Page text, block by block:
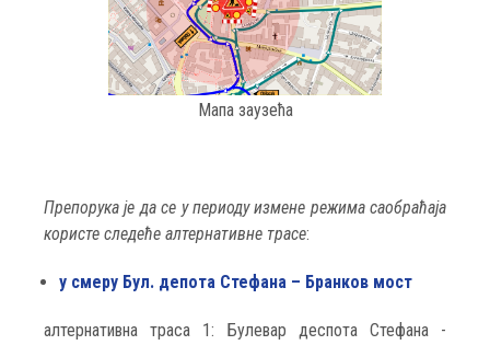
Мапа заузећа
Препорука је да се у периоду измене режима саобраћаја
користе следеће алтернативне трасе:
у смеру Бул. депота Стефана – Бранков мост
алтернативна траса 1: Булевар деспота Стефана -